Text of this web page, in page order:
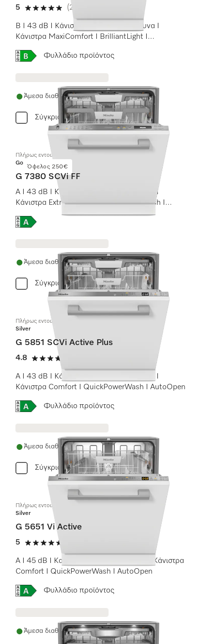
5
5 αστέρια από 5
(2 αξιολογήσεις)
B I 43 dB I Κάνιστρο για μαχαιροπίρουνα I
Κάνιστρα MaxiComfort I BrilliantLight I
Online Label Flag, Ενεργειακή ετικέτα
Φυλλάδιο προϊόντος
Άμεσα διαθέσιμο
Σύγκριση
Όφελος 250€
Πλήρως εντοιχιζόμενα πλυντήρια πιάτων
Gold
G 7380 SCVi FF
A I 43 dB I Κάνιστρο για μαχαιροπίρουνα I
Κάνιστρα ExtraComfort I QuickPowerWash I
Online Label Flag, Ενεργειακή ετικέτα
Άμεσα διαθέσιμο
Σύγκριση
Πλήρως εντοιχιζόμενα πλυντήρια πιάτων
Silver
G 5851 SCVi Active Plus
4.8
4.8 αστέρια από 5
A I 43 dB I Κάνιστρο για μαχαιροπίρουνα I
Κάνιστρα Comfort I QuickPowerWash I AutoOpen
Online Label Flag, Ενεργειακή ετικέτα
Φυλλάδιο προϊόντος
Άμεσα διαθέσιμο
Σύγκριση
Πλήρως εντοιχιζόμενα πλυντήρια πιάτων
Silver
G 5651 Vi Active
5
5 αστέρια από 5
A I 45 dB I Καλάθι για μαχαιροπίρουνα I Κάνιστρα
Comfort I QuickPowerWash I AutoOpen
Online Label Flag, Ενεργειακή ετικέτα
Φυλλάδιο προϊόντος
Άμεσα διαθέσιμο